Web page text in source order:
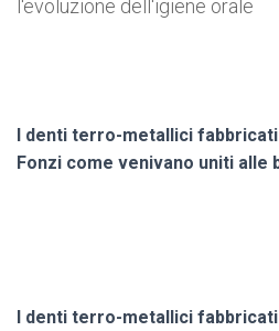
l'evoluzione dell'igiene orale
I denti terro-metallici fabbricati
Fonzi come venivano uniti alle
I denti terro-metallici fabbricati